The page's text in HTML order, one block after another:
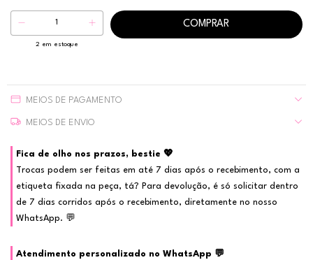
2 em estoque
MEIOS DE PAGAMENTO
MEIOS DE ENVIO
Fica de olho nos prazos, bestie 💖
Trocas podem ser feitas em até 7 dias após o recebimento, com a
etiqueta fixada na peça, tá? Para devolução, é só solicitar dentro
de 7 dias corridos após o recebimento, diretamente no nosso
WhatsApp. 💬
Atendimento personalizado no WhatsApp 💬